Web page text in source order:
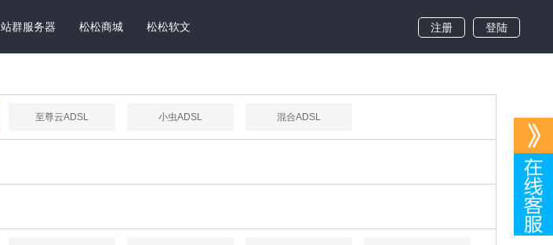
登陆
注册
站群服务器 松松商城 松松软文
至尊云ADSL 小虫ADSL 混合ADSL